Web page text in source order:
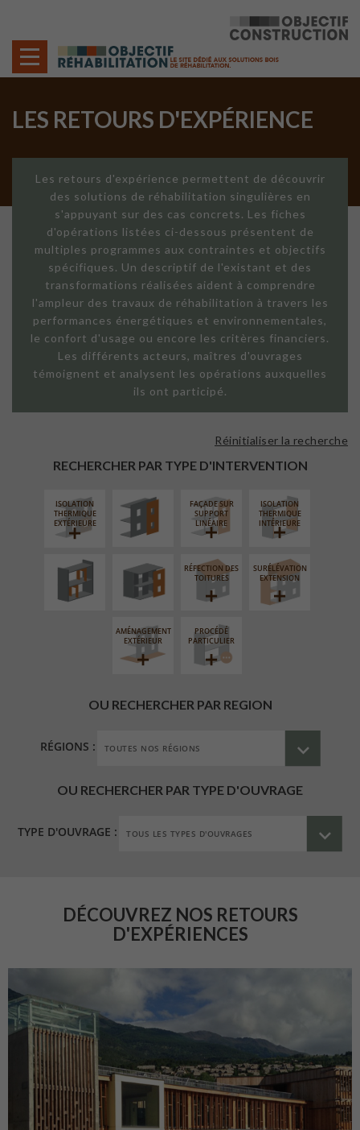
LES RETOURS D'EXPÉRIENCE
Les retours d'expérience permettent de découvrir
des solutions de réhabilitation singulières en
s'appuyant sur des cas concrets. Les fiches
d'opérations listées ci-dessous présentent de
multiples programmes aux contraintes et objectifs
spécifiques. Un descriptif de l'existant et des
transformations réalisées aident à comprendre
l'ampleur des travaux de réhabilitation à travers les
performances énergétiques et environnementales,
le confort d'usage ou encore les critères financiers.
Les différents acteurs, maîtres d'ouvrages
témoignent et analysent les opérations auxquelles
ils ont participé.
RECHERCHER PAR TYPE D'INTERVENTION
Réinitialiser la recherche
ISOLATION
THERMIQUE
EXTÉRIEURE
FAÇADE SUR
SUPPORT
LINÉAIRE
ISOLATION
THERMIQUE
INTÉRIEURE
RÉAMÉNAGEMENT
INTÉRIEUR
FERMETURE
LOGGIAS
RÉFECTION DES
TOITURES
SURÉLÉVATION
EXTENSION
AMÉNAGEMENT
EXTÉRIEUR
PROCÉDÉ
PARTICULIER
OU RECHERCHER PAR REGION
RÉGIONS :
OU RECHERCHER PAR TYPE D'OUVRAGE
TYPE D'OUVRAGE :
DÉCOUVREZ NOS RETOURS
D'EXPÉRIENCES